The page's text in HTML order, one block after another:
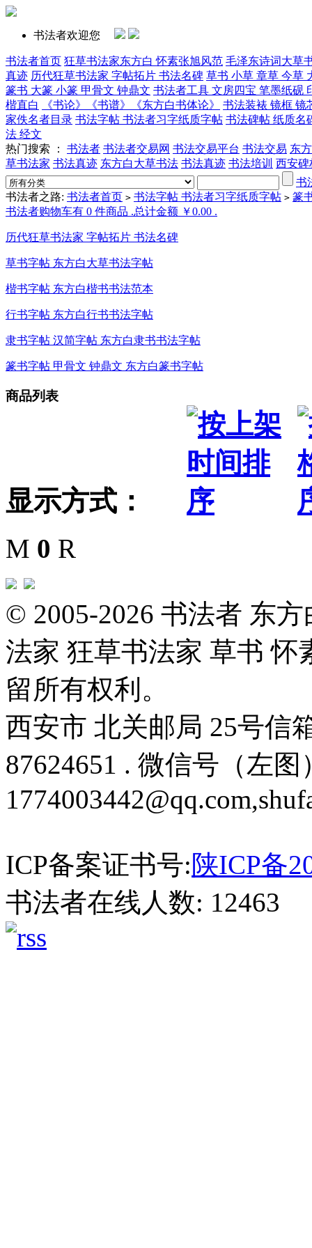
书法者欢迎您
书法者首页 狂草书法家东方白 怀素张旭风范 毛泽东诗词大草
真迹 历代狂草书法家 字帖拓片 书法名碑 草书 小草 章草 今草
篆书 大篆 小篆 甲骨文 钟鼎文 书法者工具 文房四宝 笔墨纸砚
楷直白
《书论》《书谱》《东方白书体论》
书法装裱 镜框 镜
家佚名者目录 书法字帖 书法者习字纸质字帖 书法碑帖 纸质名
法 经文
热门搜索 ： 书法者 书法者交易网 书法交易平台 书法交易 东
草书法家 书法真迹 东方白大草书法 书法真迹 书法培训 西安碑
书
书法者之路: 书法者首页 > 书法字帖 书法者习字纸质字帖 > 篆
书法者购物车有 0 件商品 .总计金额 ￥0.00 .
历代狂草书法家 字帖拓片 书法名碑
草书字帖 东方白大草书法字帖
楷书字帖 东方白楷书书法范本
行书字帖 东方白行书书法字帖
隶书字帖 汉简字帖 东方白隶书书法字帖
篆书字帖 甲骨文 钟鼎文 东方白篆书字帖
商品列表
显示方式：
M 0 R
© 2005-2026 书法者 东
法家 狂草书法家 草书 怀
留所有权利。
西安市 北关邮局 25号信
87624651 . 微信号（左
ICP备案证书号:陕ICP备
书法者在线人数: 12463